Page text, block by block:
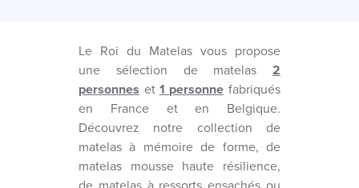
Le Roi du Matelas vous propose
une sélection de matelas 2
personnes et 1 personne fabriqués
en France et en Belgique.
Découvrez notre collection de
matelas à mémoire de forme, de
matelas mousse haute résilience,